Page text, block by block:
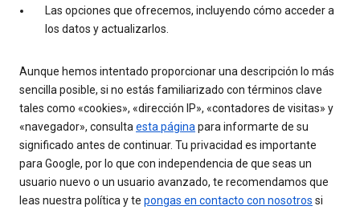
Las opciones que ofrecemos, incluyendo cómo acceder a
los datos y actualizarlos.
Aunque hemos intentado proporcionar una descripción lo más
sencilla posible, si no estás familiarizado con términos clave
tales como «cookies», «dirección IP», «contadores de visitas» y
«navegador», consultaesta páginapara informarte de su
significado antes de continuar. Tu privacidad es importante
para Google, por lo que con independencia de que seas un
usuario nuevo o un usuario avanzado, te recomendamos que
leas nuestra política y te pongas en contacto con nosotros si